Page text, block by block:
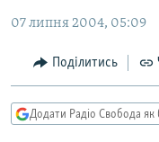
до
навігації
Перейти
до
ПОЛІТИКА
ЕКОНОМІКА
КУЛЬТУРА
ВІЙНА
РОСІЙСЬКА
КРИМ.РЕАЛІЇ
07 липня 2004, 05:09
Поділитись
Додати Радіо Свобода